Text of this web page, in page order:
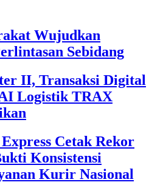
Wujudkan
Sebidang
II, Transaksi Digital
Logistik TRAX
Cetak Rekor
Konsistensi
Kurir Nasional